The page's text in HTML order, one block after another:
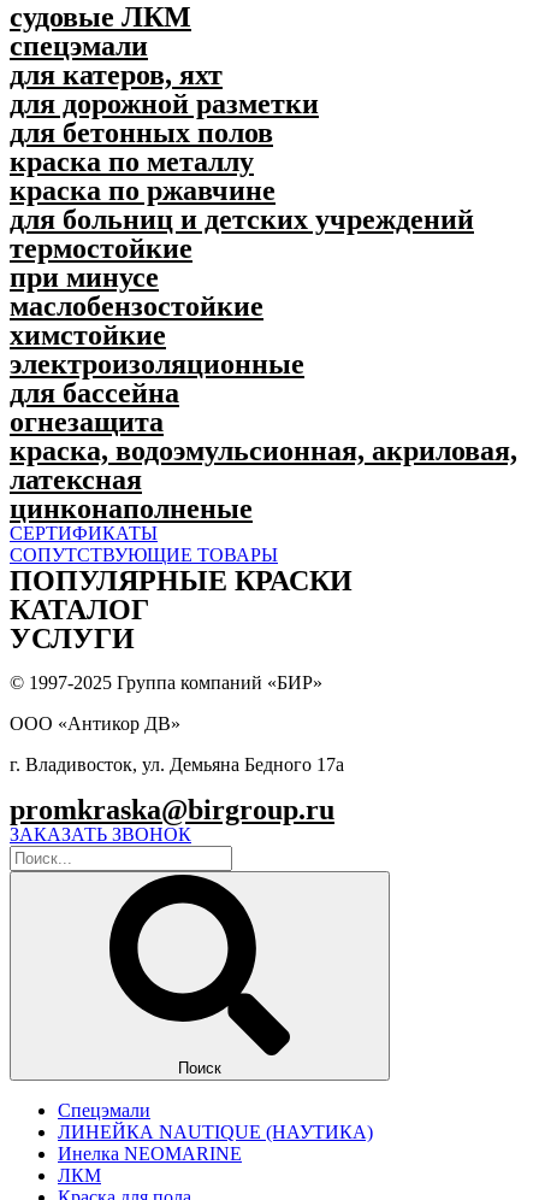
судовые ЛКМ
спецэмали
для катеров, яхт
для дорожной разметки
для бетонных полов
краска по металлу
краска по ржавчине
для больниц и детских учреждений
термостойкие
при минусе
маслобензостойкие
химстойкие
электроизоляционные
для бассейна
огнезащита
краска, водоэмульсионная, акриловая,
латексная
цинконаполненые
СЕРТИФИКАТЫ
СОПУТСТВУЮЩИЕ ТОВАРЫ
ПОПУЛЯPНЫЕ КРАСКИ
КАТАЛОГ
УСЛУГИ
© 1997-2025 Группа компаний «БИР»
ООО «Антикор ДВ»
г. Владивосток, ул. Демьяна Бедного 17а
promkraska@birgroup.ru
ЗАКАЗАТЬ ЗВОНОК
Поиск
Спецэмали
ЛИНЕЙКА NAUTIQUE (НАУТИКА)
Инелка NEOMARINE
ЛКМ